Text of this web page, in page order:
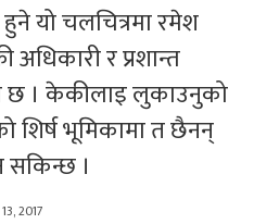
यो चलचित्रमा रमेश
अधिकारी र प्रशान्त
छ । केकीलाइ लुकाउनुको
शिर्ष भूमिकामा त छैनन्
।
2017